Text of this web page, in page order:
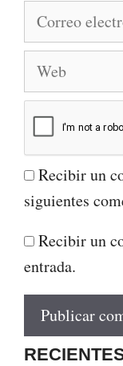
Correo
electrónico
Web
Recibir un
siguientes
Recibir un
entrada.